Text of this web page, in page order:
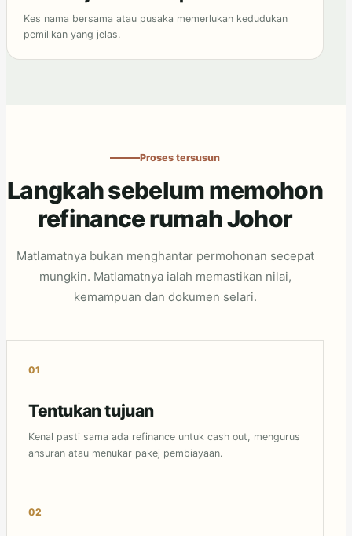
Kes nama bersama atau pusaka memerlukan kedudukan
pemilikan yang jelas.
Proses tersusun
Langkah sebelum memohon
refinance rumah Johor
Matlamatnya bukan menghantar permohonan secepat
mungkin. Matlamatnya ialah memastikan nilai,
kemampuan dan dokumen selari.
Tentukan tujuan
Kenal pasti sama ada refinance untuk cash out, mengurus
ansuran atau menukar pakej pembiayaan.